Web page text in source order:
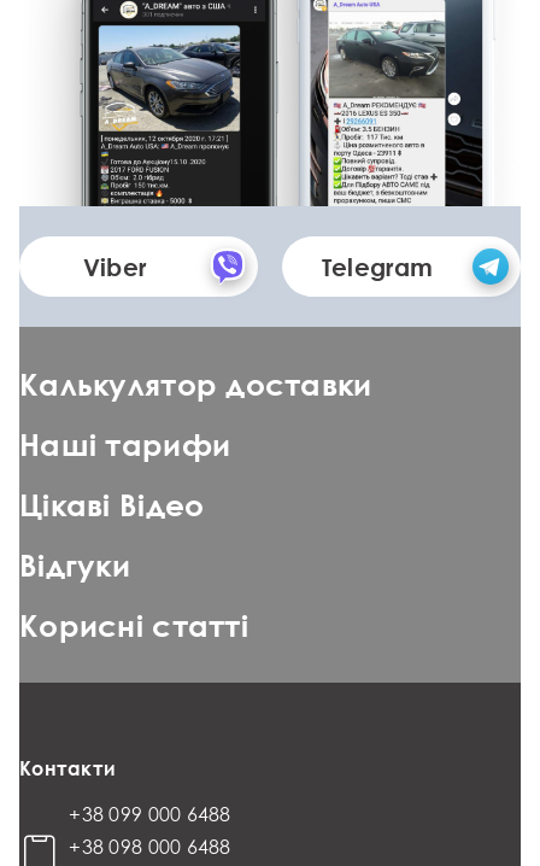
Viber Telegram
Калькулятор доставки
Наші тарифи
Цікаві Відео
Відгуки
Корисні статті
Контакти
+38 099 000 6488
+38 098 000 6488